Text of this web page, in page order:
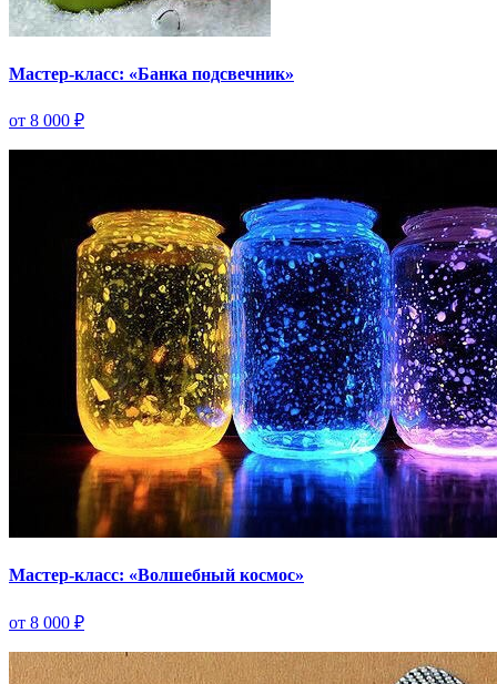
Мастер-класс: «Банка подсвечник»
от 8 000 ₽
Мастер-класс: «Волшебный космос»
от 8 000 ₽